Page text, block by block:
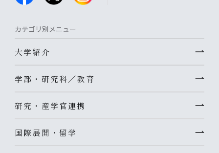
カテゴリ別メニュー
大学紹介
学部・研究科／教育
研究・産学官連携
国際展開・留学